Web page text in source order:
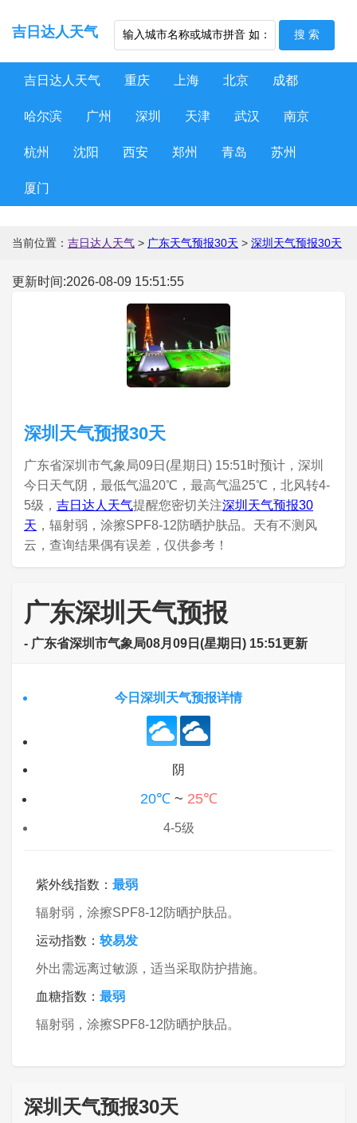
吉日达人天气
吉日达人天气 重庆 上海 北京 成都
哈尔滨 广州 深圳 天津 武汉 南京
杭州 沈阳 西安 郑州 青岛 苏州
厦门
当前位置： 吉日达人天气 > 广东天气预报30天 > 深圳天气预报30天
更新时间:2026-08-09 15:51:55
深圳天气预报30天
广东省深圳市气象局09日(星期日) 15:51时预计，深圳
今日天气阴，最低气温20℃，最高气温25℃，北风转4-
5级， 吉日达人天气提醒您密切关注深圳天气预报30
天 ，辐射弱，涂擦SPF8-12防晒护肤品。天有不测风
云，查询结果偶有误差，仅供参考！
广东深圳天气预报
- 广东省深圳市气象局08月09日(星期日) 15:51更新
今日深圳天气预报详情
阴
20℃~ 25℃
4-5级
紫外线指数： 最弱
辐射弱，涂擦SPF8-12防晒护肤品。
运动指数： 较易发
外出需远离过敏源，适当采取防护措施。
血糖指数： 最弱
辐射弱，涂擦SPF8-12防晒护肤品。
深圳天气预报30天